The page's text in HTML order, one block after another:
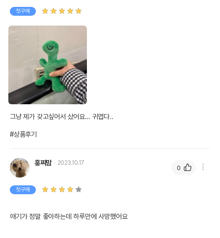
첫구매
그냥 제가 갖고싶어서 샀어요… 귀엽다..
#상품후기
홍찌맘 2023.10.17
첫구매
애기가 정말 좋아하는데 하루만에 사망했어요
0